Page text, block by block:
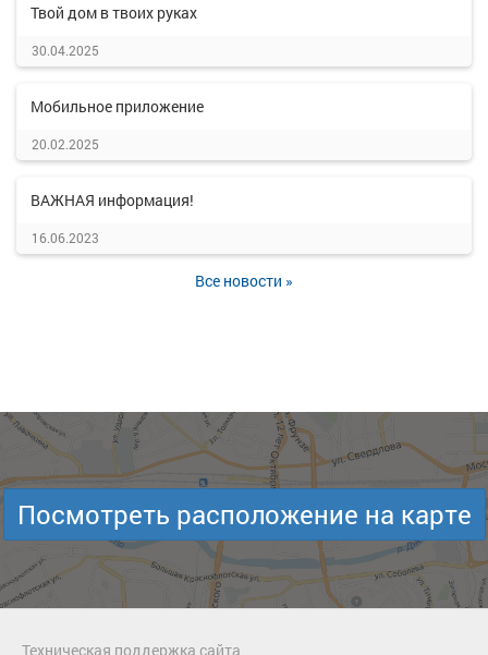
Твой дом в твоих руках
30.04.2025
Мобильное приложение
20.02.2025
ВАЖНАЯ информация!
16.06.2023
Все новости »
Посмотреть расположение на карте
Техническая поддержка сайта